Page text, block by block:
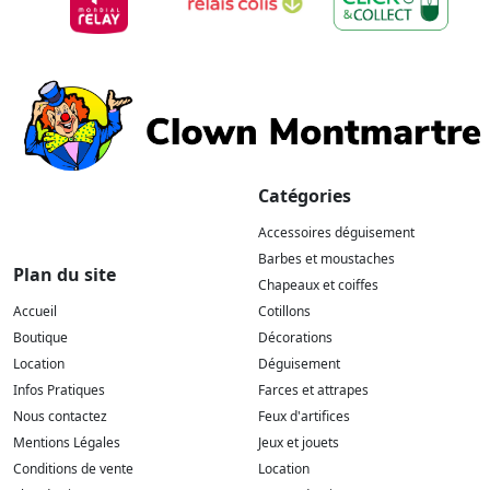
Plan du site
Accueil
Boutique
Location
Infos Pratiques
Nous contactez
Mentions Légales
Conditions de vente
Catégories
Accessoires déguisement
Barbes et moustaches
Chapeaux et coiffes
Cotillons
Décorations
Déguisement
Farces et attrapes
Feux d'artifices
Jeux et jouets
Location